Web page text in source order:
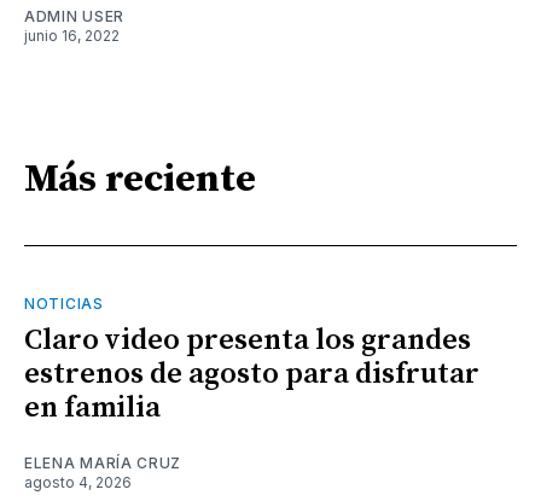
ADMIN USER
junio 16, 2022
Más reciente
NOTICIAS
Claro video presenta los grandes
estrenos de agosto para disfrutar
en familia
ELENA MARÍA CRUZ
agosto 4, 2026